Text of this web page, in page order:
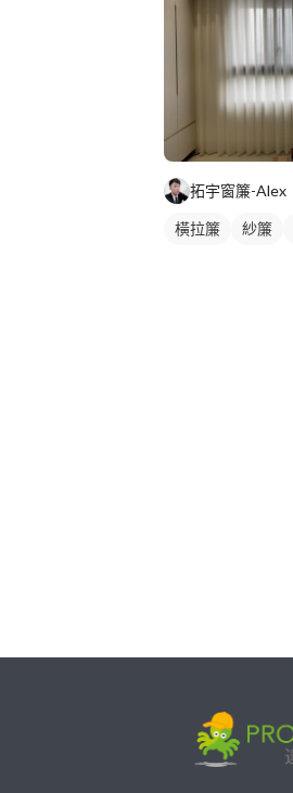
拓宇窗簾-Alex
橫拉簾 紗簾